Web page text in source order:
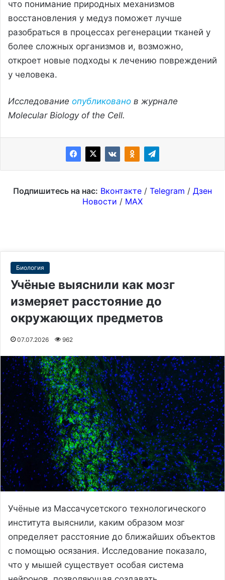
что понимание природных механизмов
восстановления у медуз поможет лучше
разобраться в процессах регенерации тканей у
более сложных организмов и, возможно,
откроет новые подходы к лечению повреждений
у человека.
Исследование опубликовано в журнале
Molecular Biology of the Cell.
Подпишитесь на нас: Вконтакте / Telegram / Дзен
Новости / MAX